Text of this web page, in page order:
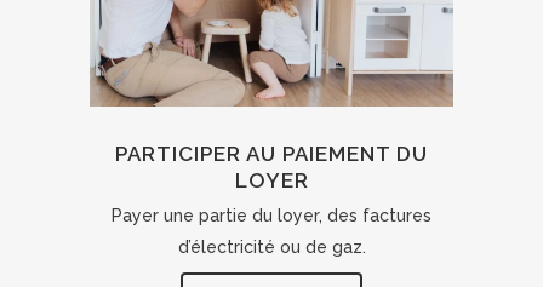
PARTICIPER AU PAIEMENT DU
LOYER
Payer une partie du loyer, des factures
d’électricité ou de gaz.